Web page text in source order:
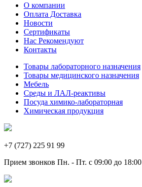
О компании
Оплата Доставка
Новости
Сертификаты
Нас Рекомендуют
Контакты
Товары лабораторного назначения
Товары медицинского назначения
Мебель
Среды и ЛАЛ-реактивы
Посуда химико-лабораторная
Химическая продукция
+7 (727) 225 91 99
Прием звонков Пн. - Пт. с 09:00 до 18:00